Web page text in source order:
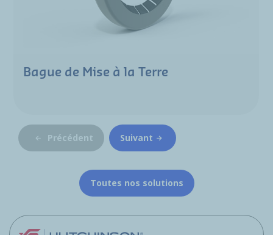
Bague de Mise à la Terre
Précédent Suivant
Toutes nos solutions